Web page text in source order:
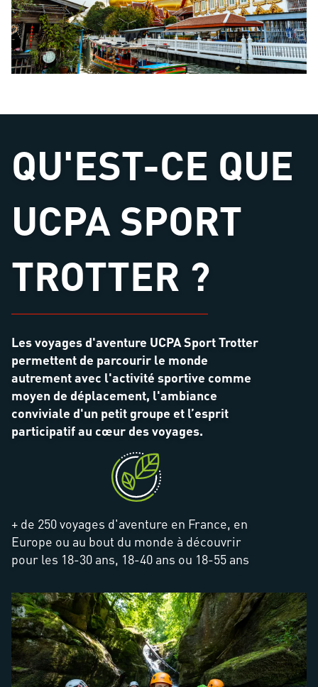
QU'EST-CE QUE
UCPA SPORT
TROTTER ?
Les voyages d'aventure UCPA Sport Trotter
permettent de parcourir le monde
autrement avec l'activité sportive comme
moyen de déplacement, l'ambiance
conviviale d'un petit groupe et l’esprit
participatif au cœur des voyages.
+ de 250 voyages d'aventure en France, en
Europe ou au bout du monde à découvrir
pour les 18-30 ans, 18-40 ans ou 18-55 ans